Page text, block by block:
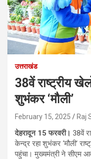
उत्तराखंड
38वें राष्ट्रीय
शुभंकर ‘मौली’
February 15, 2025 Raj
देहरादून 15 फरवरी। 38वें
केन्द्र रहा शुभंकर ‘मौली’
पहुंचा। मुख्यमंत्री ने सीएम